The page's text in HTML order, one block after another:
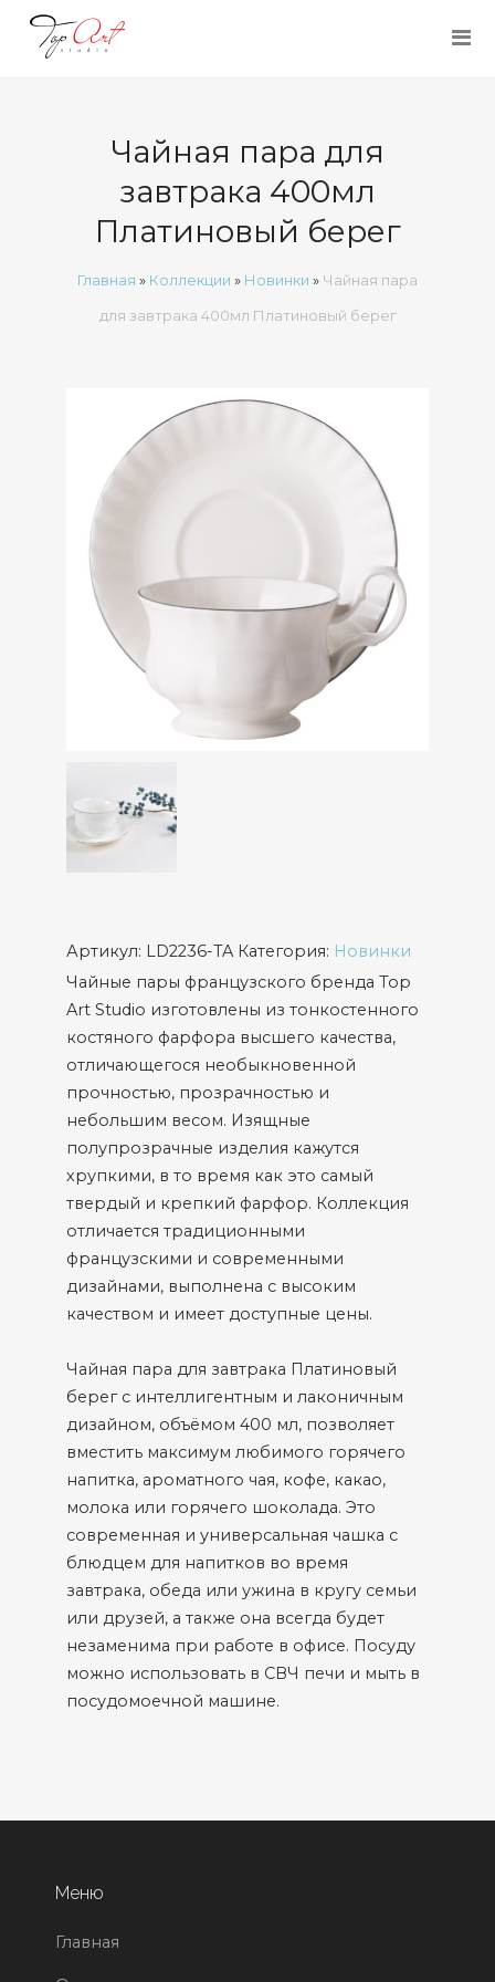
Чайная пара для
завтрака 400мл
Платиновый берег
Главная » Коллекции » Новинки » Чайная пара
для завтрака 400мл Платиновый берег
Артикул: LD2236-TA Категория: Новинки
Чайные пары французского бренда Top
Art Studio изготовлены из тонкостенного
костяного фарфора высшего качества,
отличающегося необыкновенной
прочностью, прозрачностью и
небольшим весом. Изящные
полупрозрачные изделия кажутся
хрупкими, в то время как это самый
твердый и крепкий фарфор. Коллекция
отличается традиционными
французскими и современными
дизайнами, выполнена с высоким
качеством и имеет доступные цены.
Чайная пара для завтрака Платиновый
берег с интеллигентным и лаконичным
дизайном, объёмом 400 мл, позволяет
вместить максимум любимого горячего
напитка, ароматного чая, кофе, какао,
молока или горячего шоколада. Это
современная и универсальная чашка с
блюдцем для напитков во время
завтрака, обеда или ужина в кругу семьи
или друзей, а также она всегда будет
незаменима при работе в офисе. Посуду
можно использовать в СВЧ печи и мыть в
посудомоечной машине.
Меню
Главная